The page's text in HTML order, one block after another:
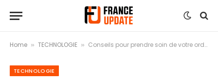
Home » TECHNOLOGIE » Conseils pour prendre soin de votre ordinateur portable : Guide complet pour prolonger sa durée de vie
TECHNOLOGIE